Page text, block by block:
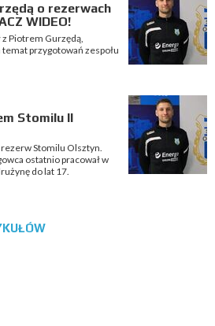
o rezerwach
WIDEO!
Piotrem Gurzędą,
przygotowań zespołu
Stomilu II
Stomilu Olsztyn.
ostatnio pracował w
do lat 17.